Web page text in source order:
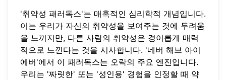
'취약성 패러독스'는 매혹적인 심리학적 개념입니다.
이는 우리가 자신의 취약성을 보여주는 것에 두려움
을 느끼지만, 다른 사람의 취약성은 경이롭게 매력
적으로 느낀다는 것을 시사합니다. '네버 해브 아이
에버'에서 이 패러독스는 오락의 주요 엔진입니다.
우리는 '짜릿한' 또는 '성인용' 경험을 인정할 때 약